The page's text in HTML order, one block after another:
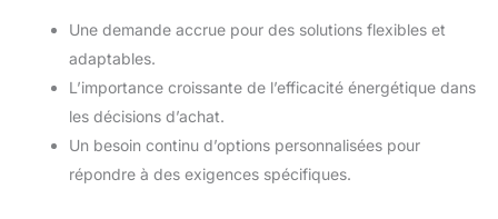
Une demande accrue pour des solutions flexibles et
adaptables.
L’importance croissante de l’efficacité énergétique dans
les décisions d’achat.
Un besoin continu d’options personnalisées pour
répondre à des exigences spécifiques.